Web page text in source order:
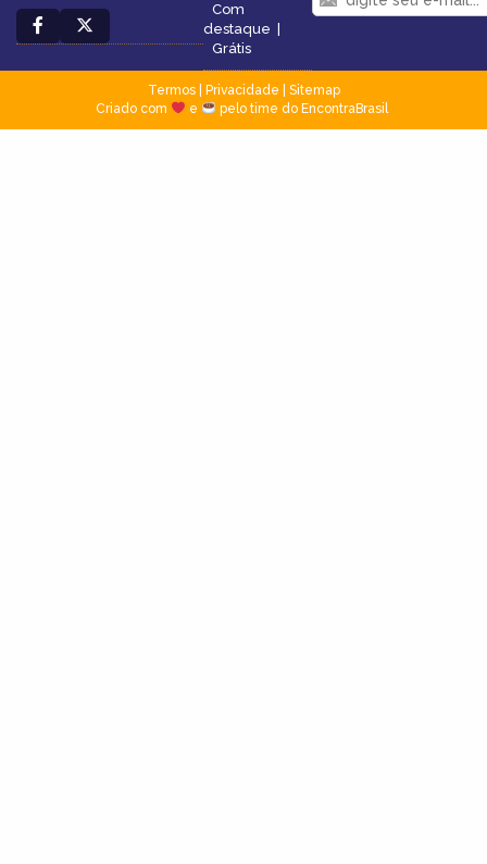
Com
destaque
Grátis
Termos| Privacidade
Sitemap
Criado com
e pelo time do EncontraBrasil